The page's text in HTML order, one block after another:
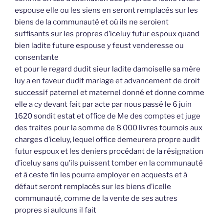
espouse elle ou les siens en seront remplacés sur les
biens de la communauté et où ils ne seroient
suffisants sur les propres d’iceluy futur espoux quand
bien ladite future espouse y feust venderesse ou
consentante
et pour le regard dudit sieur ladite damoiselle sa mère
luy a en faveur dudit mariage et advancement de droit
successif paternel et maternel donné et donne comme
elle a cy devant fait par acte par nous passé le 6 juin
1620 sondit estat et office de Me des comptes et juge
des traites pour la somme de 8 000 livres tournois aux
charges d’iceluy, lequel office demeurera propre audit
futur espoux et les deniers procédant de la résignation
d’iceluy sans qu’ils puissent tomber en la communauté
et à ceste fin les pourra employer en acquests et à
défaut seront remplacés sur les biens d’icelle
communauté, comme de la vente de ses autres
propres si aulcuns il fait